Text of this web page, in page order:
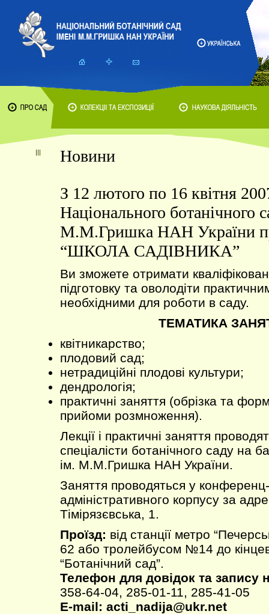
Новини
З 12 лютого по 16 квітня
Національного ботанічного
М.М.Гришка НАН України
“ШКОЛА САДІВНИКА”
Ви зможете отримати
підготовку та оволодіти
необхідними для роботи в саду.
ТЕМАТИКА
квітникарство;
плодовий сад;
нетрадиційні плодові культури;
дендрологія;
практичні заняття (обрізка та
прийоми розмноження).
Лекції і практичні заняття
спеціалісти ботанічного саду на
ім. М.М.Гришка НАН України.
Заняття проводяться у конференц-
адміністративного корпусу за
Тімірязєвська, 1.
Проїзд: від станції метро
62 або тролейбусом №14 до
“Ботанічний сад”.
Телефон для довідок та запису
358-64-04, 285-01-11, 285-41-05
Е-mail: acti_nadija@ukr.net